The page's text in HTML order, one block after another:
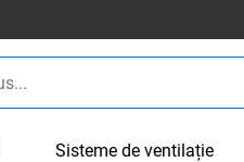
Sisteme de ventilație